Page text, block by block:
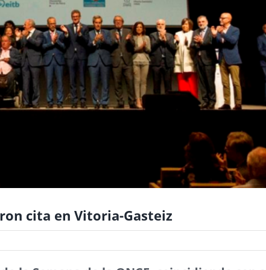
cita en Vitoria-Gasteiz